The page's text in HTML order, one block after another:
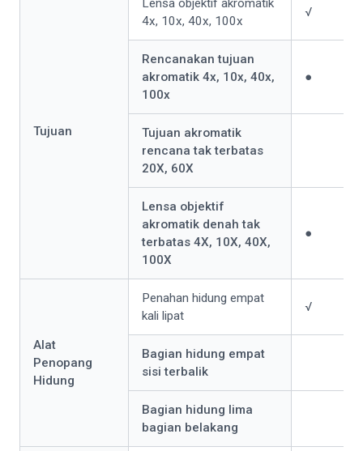
Tujuan
Lensa objektif akromatik
4x, 10x, 40x, 100x
√
Rencanakan tujuan
akromatik 4x, 10x, 40x,
100x
●
Tujuan akromatik
rencana tak terbatas
20X, 60X
Lensa objektif
akromatik denah tak
terbatas 4X, 10X, 40X,
100X
●
Alat
Penopang
Hidung
Penahan hidung empat
kali lipat
√
Bagian hidung empat
sisi terbalik
Bagian hidung lima
bagian belakang